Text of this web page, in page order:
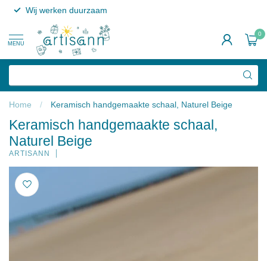
Wij werken duurzaam
MENU
0
Home / Keramisch handgemaakte schaal, Naturel Beige
Keramisch handgemaakte schaal,
Naturel Beige
ARTISANN